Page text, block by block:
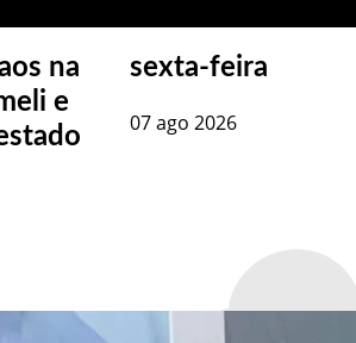
na
e
sexta-feira
07 ago 2026